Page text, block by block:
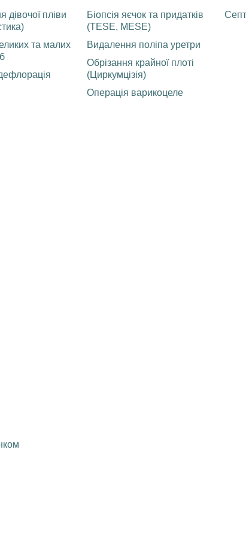
дівочої пліви
та малих
Біопсія яєчок та придатків
(TESE, MESE)
Видалення поліпа уретри
Обрізання крайної плоті
(Циркумцізія)
Операція варикоцеле